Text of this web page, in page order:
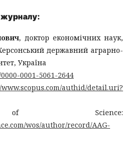
журналу:
, доктор економічних наук,
державний аграрно-
Україна
0001-5061-2644
authid/detail.uri?
Science:
wos/author/record/AAG-